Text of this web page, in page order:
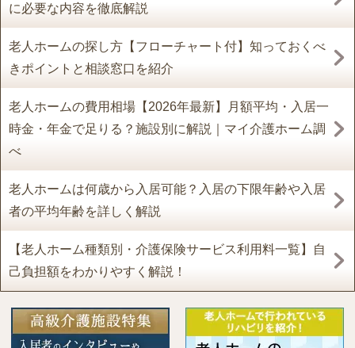
に必要な内容を徹底解説
老人ホームの探し方【フローチャート付】知っておくべ
きポイントと相談窓口を紹介
老人ホームの費用相場【2026年最新】月額平均・入居一
時金・年金で足りる？施設別に解説｜マイ介護ホーム調
べ
老人ホームは何歳から入居可能？入居の下限年齢や入居
者の平均年齢を詳しく解説
【老人ホーム種類別・介護保険サービス利用料一覧】自
己負担額をわかりやすく解説！